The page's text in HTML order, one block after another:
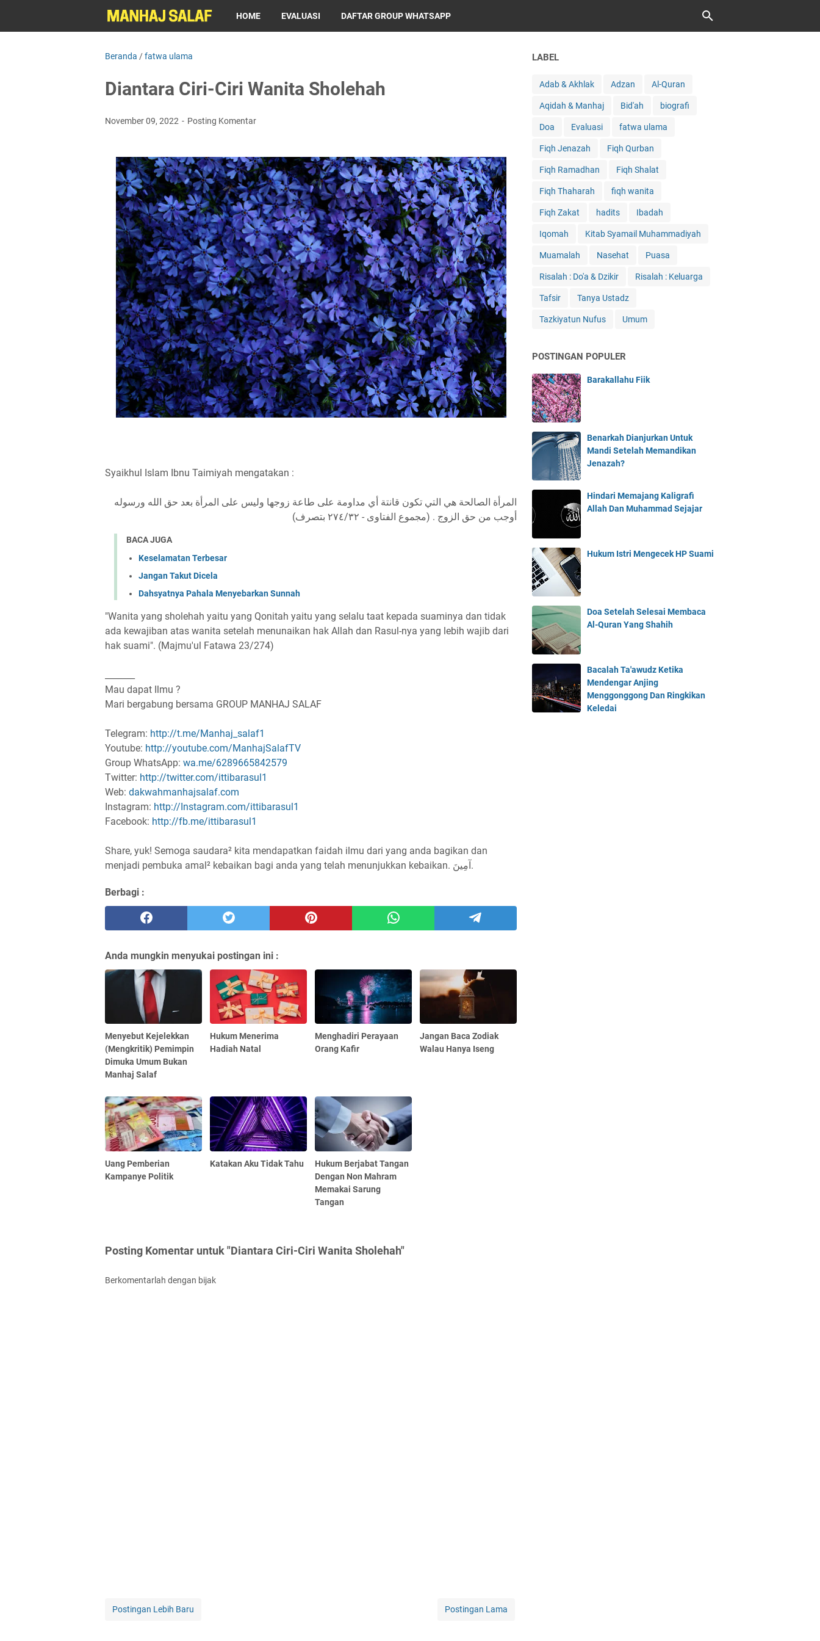
HOME EVALUASI DAFTAR GROUP WHATSAPP
Beranda /fatwa ulama
Diantara Ciri-Ciri Wanita Sholehah
November 09, 2022 Posting Komentar
Syaikhul Islam Ibnu Taimiyah mengatakan :
المرأة الصالحة هي التي تكون قانتة أي مداومة على طاعة زوجها وليس على المرأة بعد حق الله ورسوله
أوجب من حق الزوج . (مجموع الفتاوى - ٢٧٤/٣٢ بتصرف)
BACA JUGA
Keselamatan Terbesar
Jangan Takut Dicela
Dahsyatnya Pahala Menyebarkan Sunnah
"Wanita yang sholehah yaitu yang Qonitah yaitu yang selalu taat kepada suaminya dan tidak
ada kewajiban atas wanita setelah menunaikan hak Allah dan Rasul-nya yang lebih wajib dari
hak suami". (Majmu'ul Fatawa 23/274)
Mau dapat Ilmu ?
Mari bergabung bersama GROUP MANHAJ SALAF
Telegram: http://t.me/Manhaj_salaf1
Youtube: http://youtube.com/ManhajSalafTV
Group WhatsApp: wa.me/6289665842579
Twitter: http://twitter.com/ittibarasul1
Web: dakwahmanhajsalaf.com
Instagram: http://Instagram.com/ittibarasul1
Facebook: http://fb.me/ittibarasul1
Share, yuk! Semoga saudara² kita mendapatkan faidah ilmu dari yang anda bagikan dan
menjadi pembuka amal² kebaikan bagi anda yang telah menunjukkan kebaikan. آمِينَ.
Berbagi :
Anda mungkin menyukai postingan ini :
Menyebut Kejelekkan
(Mengkritik) Pemimpin
Dimuka Umum Bukan
Manhaj Salaf
Hukum Menerima
Hadiah Natal
Menghadiri Perayaan
Orang Kafir
Jangan Baca Zodiak
Walau Hanya Iseng
Uang Pemberian
Kampanye Politik
Katakan Aku Tidak Tahu
Hukum Berjabat Tangan
Dengan Non Mahram
Memakai Sarung
Tangan
Posting Komentar untuk "Diantara Ciri-Ciri Wanita Sholehah"
Berkomentarlah dengan bijak
Postingan Lebih Baru Postingan Lama
LABEL
Adab & Akhlak Adzan Al-Quran
Aqidah & Manhaj Bid'ah biografi
Doa Evaluasi fatwa ulama
Fiqh Jenazah Fiqh Qurban
Fiqh Ramadhan Fiqh Shalat
Fiqh Thaharah fiqh wanita
Fiqh Zakat hadits Ibadah
Iqomah Kitab Syamail Muhammadiyah
Muamalah Nasehat Puasa
Risalah : Do'a & Dzikir Risalah : Keluarga
Tafsir Tanya Ustadz
Tazkiyatun Nufus Umum
POSTINGAN POPULER
Barakallahu Fiik
Benarkah Dianjurkan Untuk
Mandi Setelah Memandikan
Jenazah?
Hindari Memajang Kaligrafi
Allah Dan Muhammad Sejajar
Hukum Istri Mengecek HP Suami
Doa Setelah Selesai Membaca
Al-Quran Yang Shahih
Bacalah Ta'awudz Ketika
Mendengar Anjing
Menggonggong Dan Ringkikan
Keledai